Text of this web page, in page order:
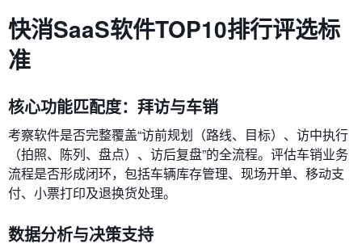
快消SaaS软件TOP10排行评选标
准
核心功能匹配度：拜访与车销
考察软件是否完整覆盖“访前规划（路线、目标）、访中执行
（拍照、陈列、盘点）、访后复盘”的全流程。评估车销业务
流程是否形成闭环，包括车辆库存管理、现场开单、移动支
付、小票打印及退换货处理。
数据分析与决策支持